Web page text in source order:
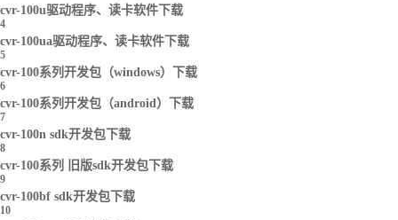
cvr-100u驱动程序、读卡软件下载
4
cvr-100ua驱动程序、读卡软件下载
5
cvr-100系列开发包（windows）下载
6
cvr-100系列开发包（android）下载
7
cvr-100n sdk开发包下载
8
cvr-100系列 旧版sdk开发包下载
9
cvr-100bf sdk开发包下载
10